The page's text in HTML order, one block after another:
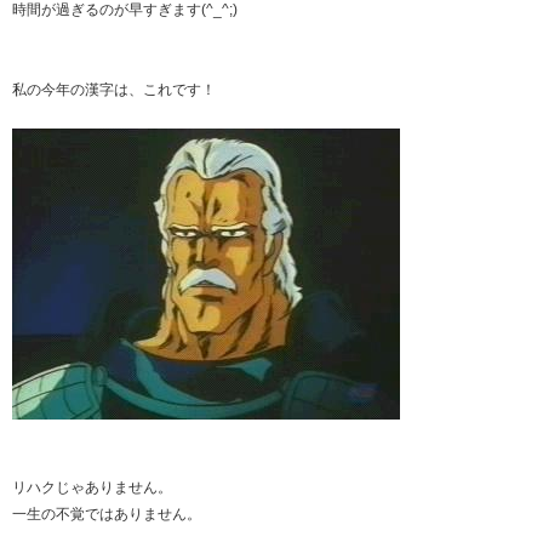
時間が過ぎるのが早すぎます(^_^;)
私の今年の漢字は、これです！
リハクじゃありません。
一生の不覚ではありません。